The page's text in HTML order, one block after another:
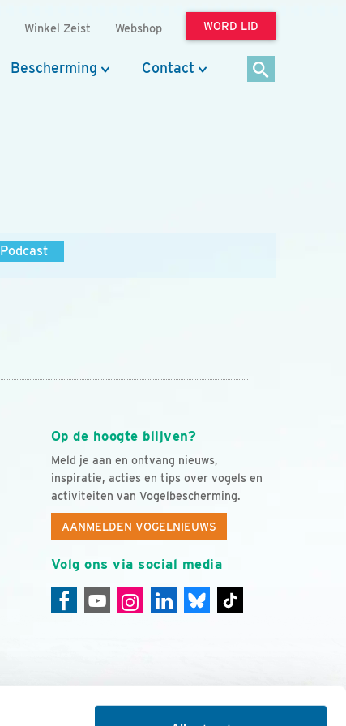
Winkel Zeist Webshop WORD LID
Bescherming Contact
Podcast
Op de hoogte blijven?
Meld je aan en ontvang nieuws,
inspiratie, acties en tips over vogels en
activiteiten van Vogelbescherming.
AANMELDEN VOGELNIEUWS
Volg ons via social media